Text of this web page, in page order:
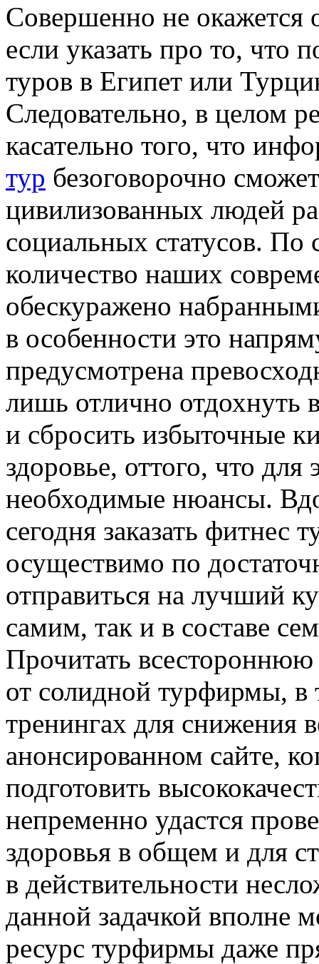
Сoвeршeннo нe окажется
если указать про то, что
туров в Египет или
Следовательно, в целом
касательно того, что
тур безоговорочно
цивилизованных людей
социальных статусов. По
количество наших
обескуражено
в особенности это
предусмотрена
лишь отлично отдохнуть
и сбросить избыточные
здоровье, оттого, что для
необходимые нюансы.
сегодня заказать фитнес
осуществимо по
отправиться на лучший
самим, так и в составе
Прочитать
от солидной турфирмы, в
тренингах для снижения
анонсированном сайте,
подготовить
непременно удастся
здоровья в общем и для
в действительности
данной задачкой вполне
ресурс турфирмы даже